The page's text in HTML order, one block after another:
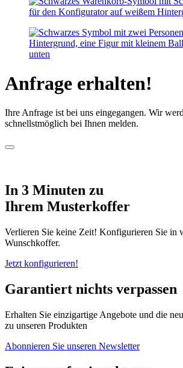
Anfrage erhalten!
Ihre Anfrage ist bei uns eingegangen. Wir
schnellstmöglich bei Ihnen melden.
In 3 Minuten zu
Ihrem Musterkoffer
Verlieren Sie keine Zeit! Konfigurieren Sie in
Wunschkoffer.
Jetzt konfigurieren!
Garantiert nichts verpassen
Erhalten Sie einzigartige Angebote und die
zu unseren Produkten
Abonnieren Sie unseren Newsletter